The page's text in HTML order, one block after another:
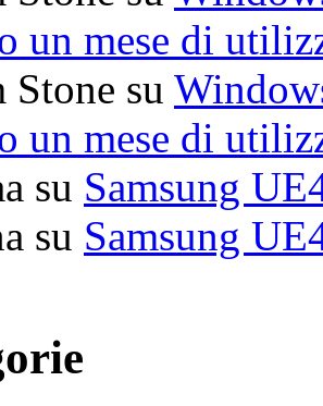
un mese di
Stone su
un mese di
su Samsung
su Samsung